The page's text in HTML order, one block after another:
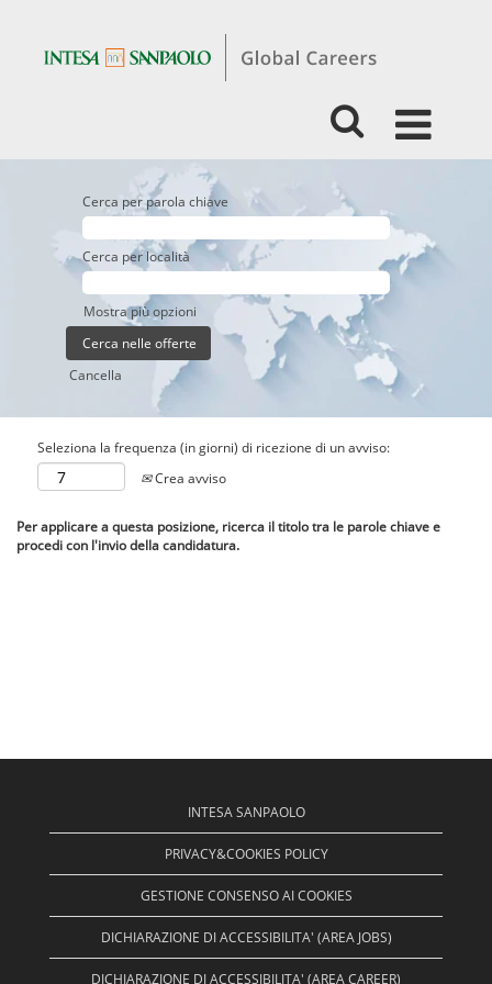
Cerca per parola chiave
Cerca per località
Mostra più opzioni
Cancella
Seleziona la frequenza (in giorni) di ricezione di un avviso:
Crea avviso
Per applicare a questa posizione, ricerca il titolo tra le parole chiave e
procedi con l'invio della candidatura.
INTESA SANPAOLO
PRIVACY&COOKIES POLICY
GESTIONE CONSENSO AI COOKIES
DICHIARAZIONE DI ACCESSIBILITA' (AREA JOBS)
DICHIARAZIONE DI ACCESSIBILITA' (AREA CAREER)